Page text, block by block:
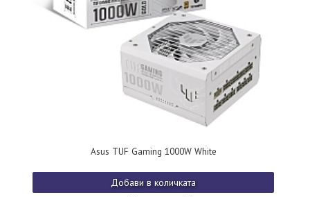
Asus TUF Gaming 1000W White
Добави в количката